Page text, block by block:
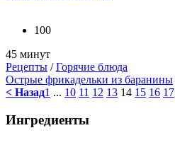
100
45 минут
Рецепты /Горячие блюда
Острые фрикадельки из баранины
< Назад1 ... 10 11 12 13 14 15 16 17
Ингредиенты